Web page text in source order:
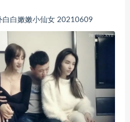
白白嫩嫩小仙女 20210609